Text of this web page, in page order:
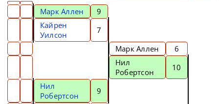
Марк Аллен
9
Кайрен
Уилсон
7
Марк Аллен
6
Нил
Робертсон
10
Нил
Робертсон
9